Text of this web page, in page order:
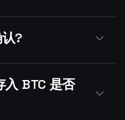
?
入 BTC 是否